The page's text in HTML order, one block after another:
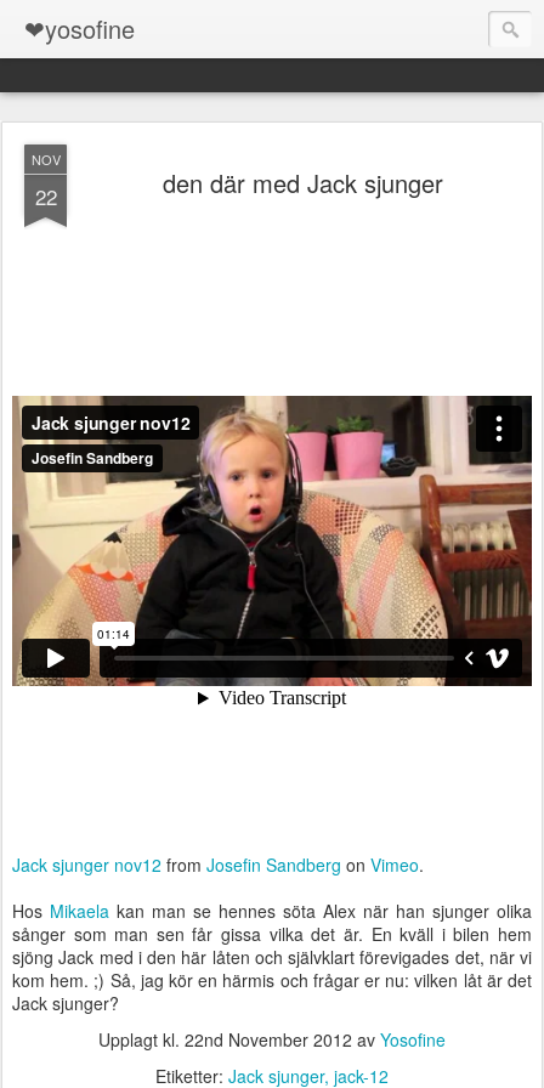
❤yosofine
NOV
22 den där med Jack sjunger
Jack sjunger nov12 from Josefin Sandberg on Vimeo.
Hos Mikaela kan man se hennes söta Alex när han sjunger olika
sånger som man sen får gissa vilka det är. En kväll i bilen hem
sjöng Jack med i den här låten och självklart förevigades det, när vi
kom hem. ;) Så, jag kör en härmis och frågar er nu: vilken låt är det
Jack sjunger?
Upplagt kl. 22nd November 2012 av Yosofine
Etiketter: Jack sjunger jack-12